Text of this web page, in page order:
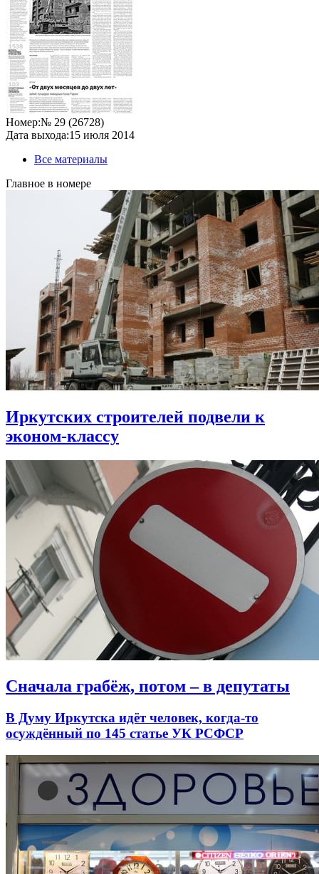
Номер:№ 29 (26728)
Дата выхода:15 июля 2014
Все материалы
Главное в номере
Иркутских строителей подвели к
эконом-классу
Сначала грабёж, потом – в депутаты
В Думу Иркутска идёт человек, когда-то
осуждённый по 145 статье УК РСФСР